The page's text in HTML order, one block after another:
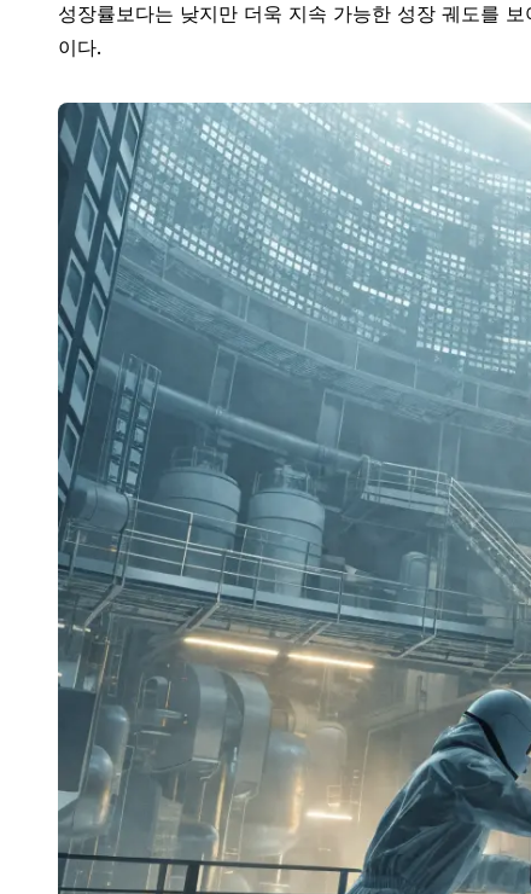
성장률보다는 낮지만 더욱 지속 가능한 성장 궤도를
이다.